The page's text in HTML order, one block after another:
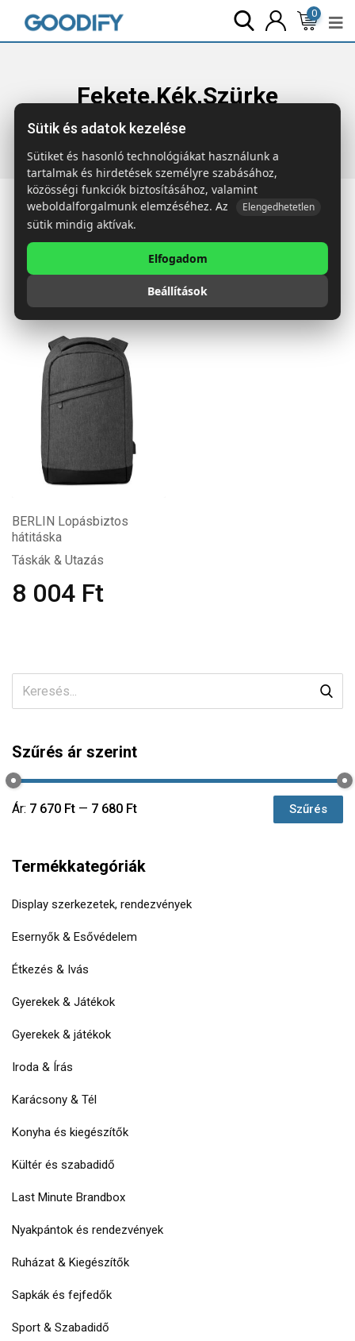
0
Fekete,Kék,Szürke
Főoldal Termékek
Az egyetlen találat
BERLIN Lopásbiztos
hátitáska
Táskák & Utazás
8 004 Ft
Szűrés ár szerint
Szűrés
Ár: 7 670 Ft — 7 680 Ft
Termékkategóriák
Display szerkezetek, rendezvények
Esernyők & Esővédelem
Étkezés & Ivás
Gyerekek & Játékok
Gyerekek & játékok
Iroda & Írás
Karácsony & Tél
Konyha és kiegészítők
Kültér és szabadidő
Last Minute Brandbox
Nyakpántok és rendezvények
Ruházat & Kiegészítők
Sapkák és fejfedők
Sport & Szabadidő
Sütik és adatok kezelése
Sütiket és hasonló technológiákat használunk a
tartalmak és hirdetések személyre szabásához,
közösségi funkciók biztosításához, valamint
weboldalforgalmunk elemzéséhez. Az
Elengedhetetlen
sütik mindig aktívak.
Elfogadom
Beállítások